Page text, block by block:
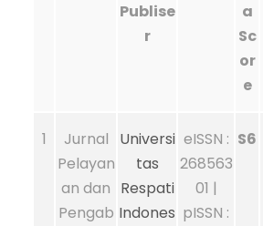
Publise
r
a
Sc
or
e
1
Jurnal
Pelayan
an dan
Pengab
Universi
tas
Respati
Indones
eISSN :
268563
01 |
pISSN :
S6